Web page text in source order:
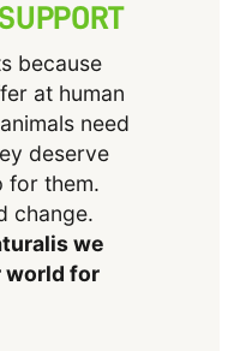
because
at human
need
deserve
for them.
change.
we
world for